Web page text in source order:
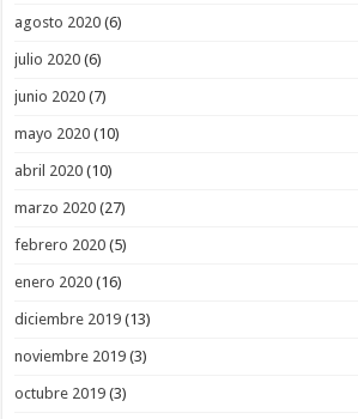
agosto 2020 (6)
julio 2020 (6)
junio 2020 (7)
mayo 2020 (10)
abril 2020 (10)
marzo 2020 (27)
febrero 2020 (5)
enero 2020 (16)
diciembre 2019 (13)
noviembre 2019 (3)
octubre 2019 (3)